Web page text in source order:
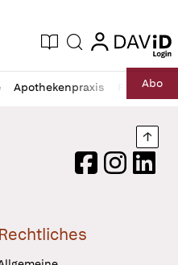
Aktuelle Ausgabe
Suche login
login
Apothekenpraxis RechtAbo
FacebookInstagram
Rechtliches